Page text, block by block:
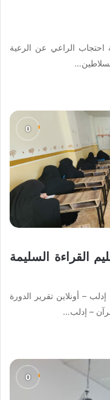
الراعي عن الرعية
طريقة تعليم القراءة السليمة
– أونلاين تقرير الدورة